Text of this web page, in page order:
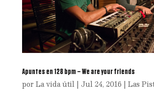
Apuntes en 128 bpm – We are your friends
por La vida útil| Jul 24, 2016 | Las